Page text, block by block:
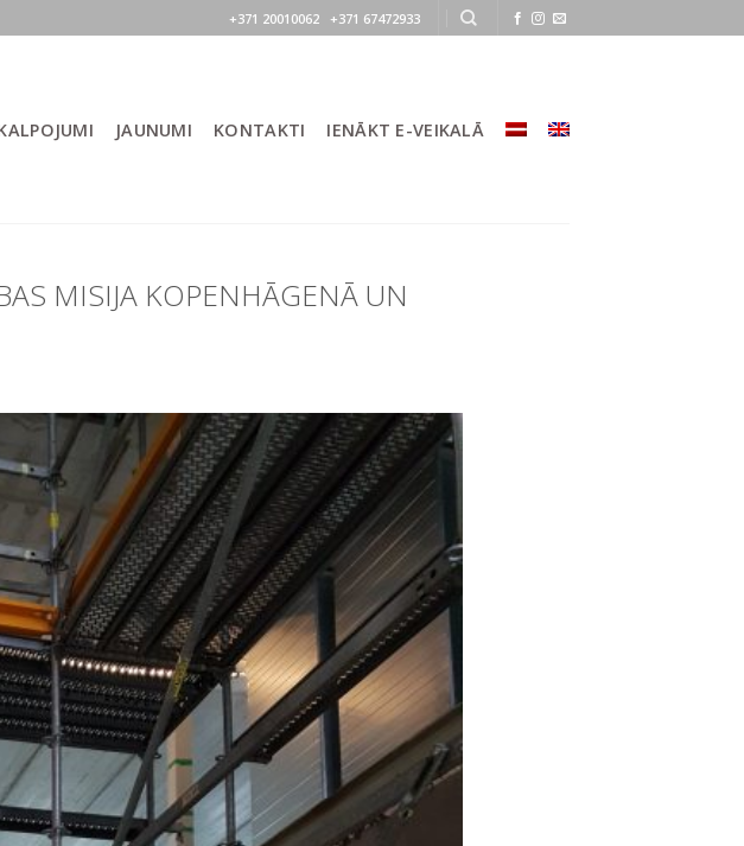
+371 20010062 +371 67472933
JAUNUMI KONTAKTI IENĀKT E-VEIKALĀ
MISIJA KOPENHĀGENĀ UN